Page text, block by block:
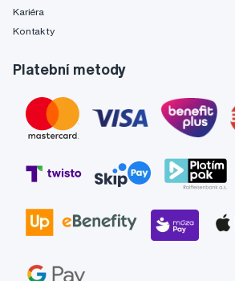
Kariéra
Kontakty
Platební metody